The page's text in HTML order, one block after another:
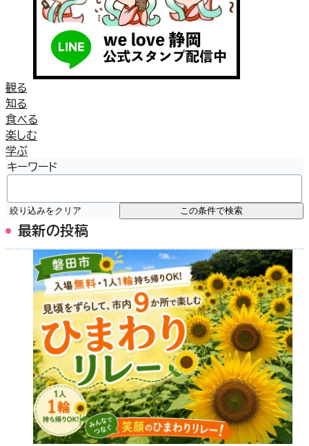
観る
知る
食べる
楽しむ
学ぶ
キーワード
絞り込みをクリア この条件で検索
最新の投稿